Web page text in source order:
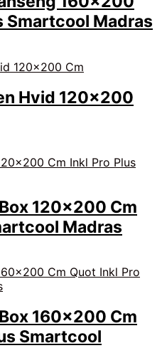
Smartcool Madras
Hvid 120×200
120×200 Cm
Madras
160×200 Cm
Smartcool